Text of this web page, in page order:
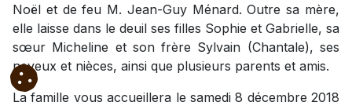
Noël et de feu M. Jean-Guy Ménard. Outre sa mère,
elle laisse dans le deuil ses filles Sophie et Gabrielle, sa
sœur Micheline et son frère Sylvain (Chantale), ses
neveux et nièces, ainsi que plusieurs parents et amis.
La famille vous accueillera le samedi 8 décembre 2018